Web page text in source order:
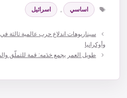
الوسوم
اساسي , اسرائيل
سيناريوهات اندلاع حرب عالمية ثالثة
وأوكرانيا
طويل العمر يجمع خدَمه: قمة للتملّق